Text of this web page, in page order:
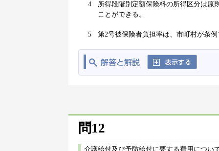
4
所得段階別定額保険料の所得区分は原
ことができる。
5 第2号被保険者負担率は、市町村が条
問12
介護給付及び予防給付に要する費用につい